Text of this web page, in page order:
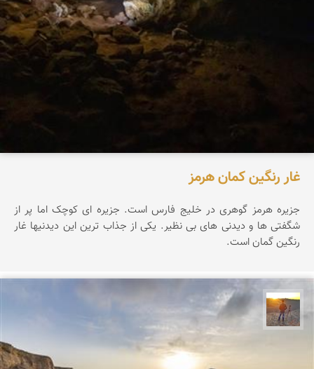
غار رنگین کمان هرمز
جزیره هرمز گوهری در خلیج فارس است. جزیره ای کوچک اما پر از
شگفتی ها و دیدنی های بی نظیر. یکی از جذاب ترین این دیدنیها غار
رنگین گمان است.
مهدی مخلصیان